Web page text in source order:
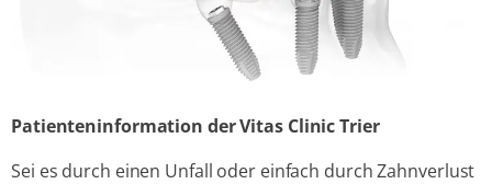
Patienteninformation der Vitas Clinic Trier
Sei es durch einen Unfall oder einfach durch Zahnverlust